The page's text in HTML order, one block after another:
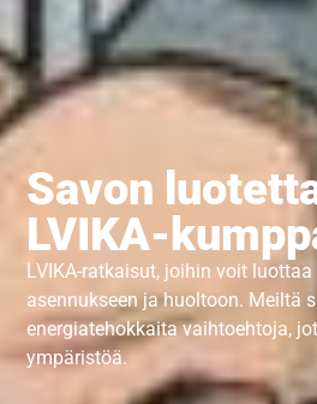
Savon
LVIKA-
LVIKA-ratkaisut, joihin voit
asennukseen ja huoltoon. Meiltä
energiatehokkaita vaihtoehtoja,
ympäristöä.